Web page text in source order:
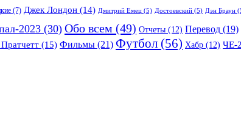
(7) Джек Лондон (14) Дмитрий Емец (5) Достоевский (5) Дэн Браун
2023 (30) Обо всем (49) Отчеты (12) Перевод (19)
(15) Фильмы (21) Футбол (56) Хабр (12) ЧЕ-